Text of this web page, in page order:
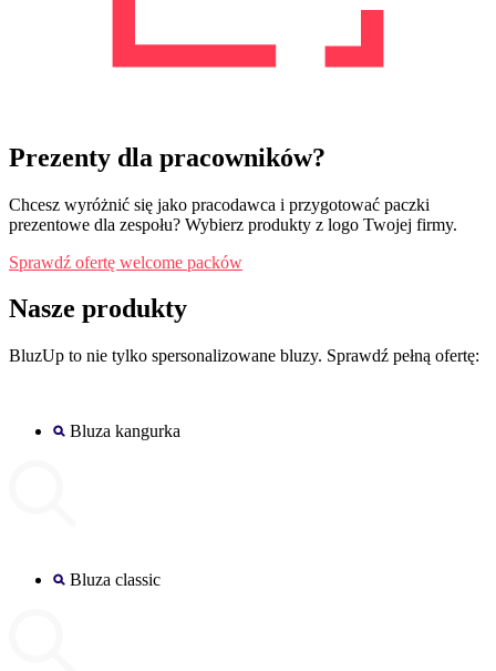
Prezenty dla pracowników?
Chcesz wyróżnić się jako pracodawca i przygotować paczki
prezentowe dla zespołu? Wybierz produkty z logo Twojej firmy.
Sprawdź ofertę welcome packów
Nasze produkty
BluzUp to nie tylko spersonalizowane bluzy. Sprawdź pełną ofertę:
Bluza kangurka
Bluza classic